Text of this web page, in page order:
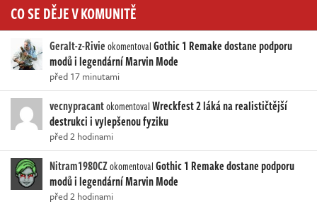
CO SE DĚJE V KOMUNITĚ
Geralt-z-RivieokomentovalGothic 1 Remake dostane podporu
modů i legendární Marvin Mode
před 17 minutami
vecnypracantokomentovalWreckfest 2 láká na realističtější
destrukci i vylepšenou fyziku
před 2 hodinami
Nitram1980CZokomentovalGothic 1 Remake dostane podporu
modů i legendární Marvin Mode
před 2 hodinami